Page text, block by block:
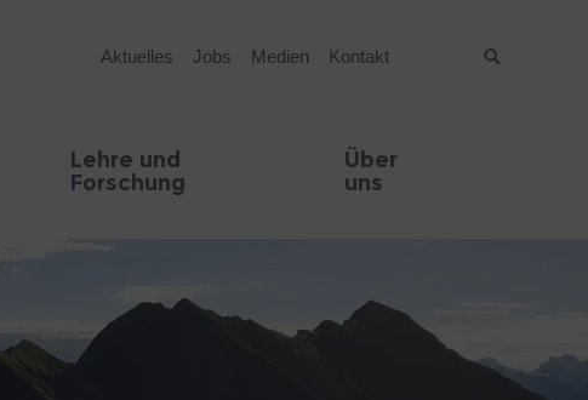
Aktuelles Jobs Medien Kontakt
Lehre und
Forschung
Über
uns